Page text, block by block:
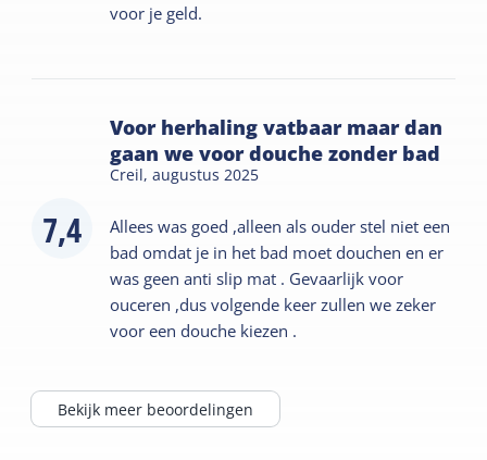
voor je geld.
7,4
Voor herhaling vatbaar maar dan
gaan we voor douche zonder bad
Creil,augustus 2025
Allees was goed ,alleen als ouder stel niet een
bad omdat je in het bad moet douchen en er
was geen anti slip mat . Gevaarlijk voor
ouceren ,dus volgende keer zullen we zeker
voor een douche kiezen .
Bekijk meer beoordelingen